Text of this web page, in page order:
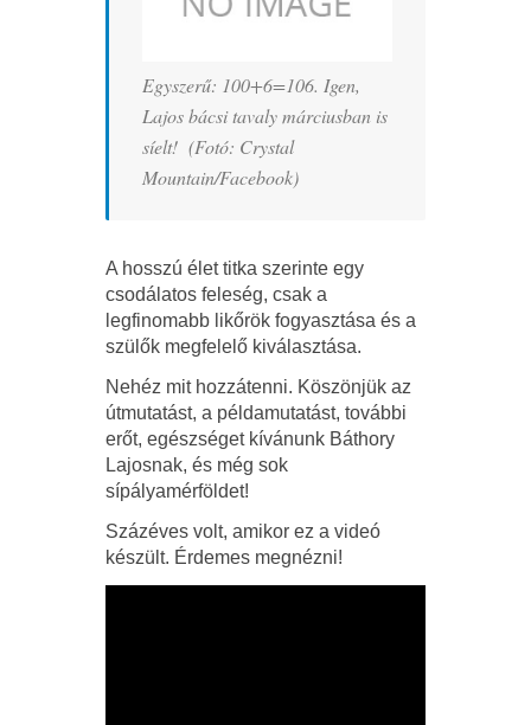
Egyszerű: 100+6=106. Igen,
Lajos bácsi tavaly márciusban is
síelt! (Fotó: Crystal
Mountain/Facebook)
A hosszú élet titka szerinte egy
csodálatos feleség, csak a
legfinomabb likőrök fogyasztása és a
szülők megfelelő kiválasztása.
Nehéz mit hozzátenni. Köszönjük az
útmutatást, a példamutatást, további
erőt, egészséget kívánunk Báthory
Lajosnak, és még sok
sípályamérföldet!
Százéves volt, amikor ez a videó
készült. Érdemes megnézni!